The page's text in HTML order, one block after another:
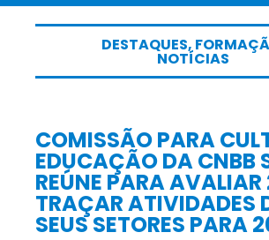
DESTAQUES,
NOTÍCIAS
COMISSÃO PARA
EDUCAÇÃO DA CNBB
REÚNE PARA AVALIAR
TRAÇAR ATIVIDADES
SEUS SETORES PARA